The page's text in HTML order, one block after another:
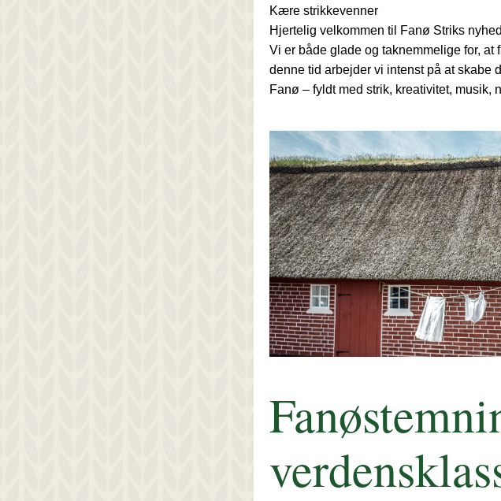
Kære strikkevenner
Hjertelig velkommen til Fanø Striks
Vi er både glade og taknemmelige for, at
denne tid arbejder vi intenst på at skabe
Fanø – fyldt med strik, kreativitet, musik,